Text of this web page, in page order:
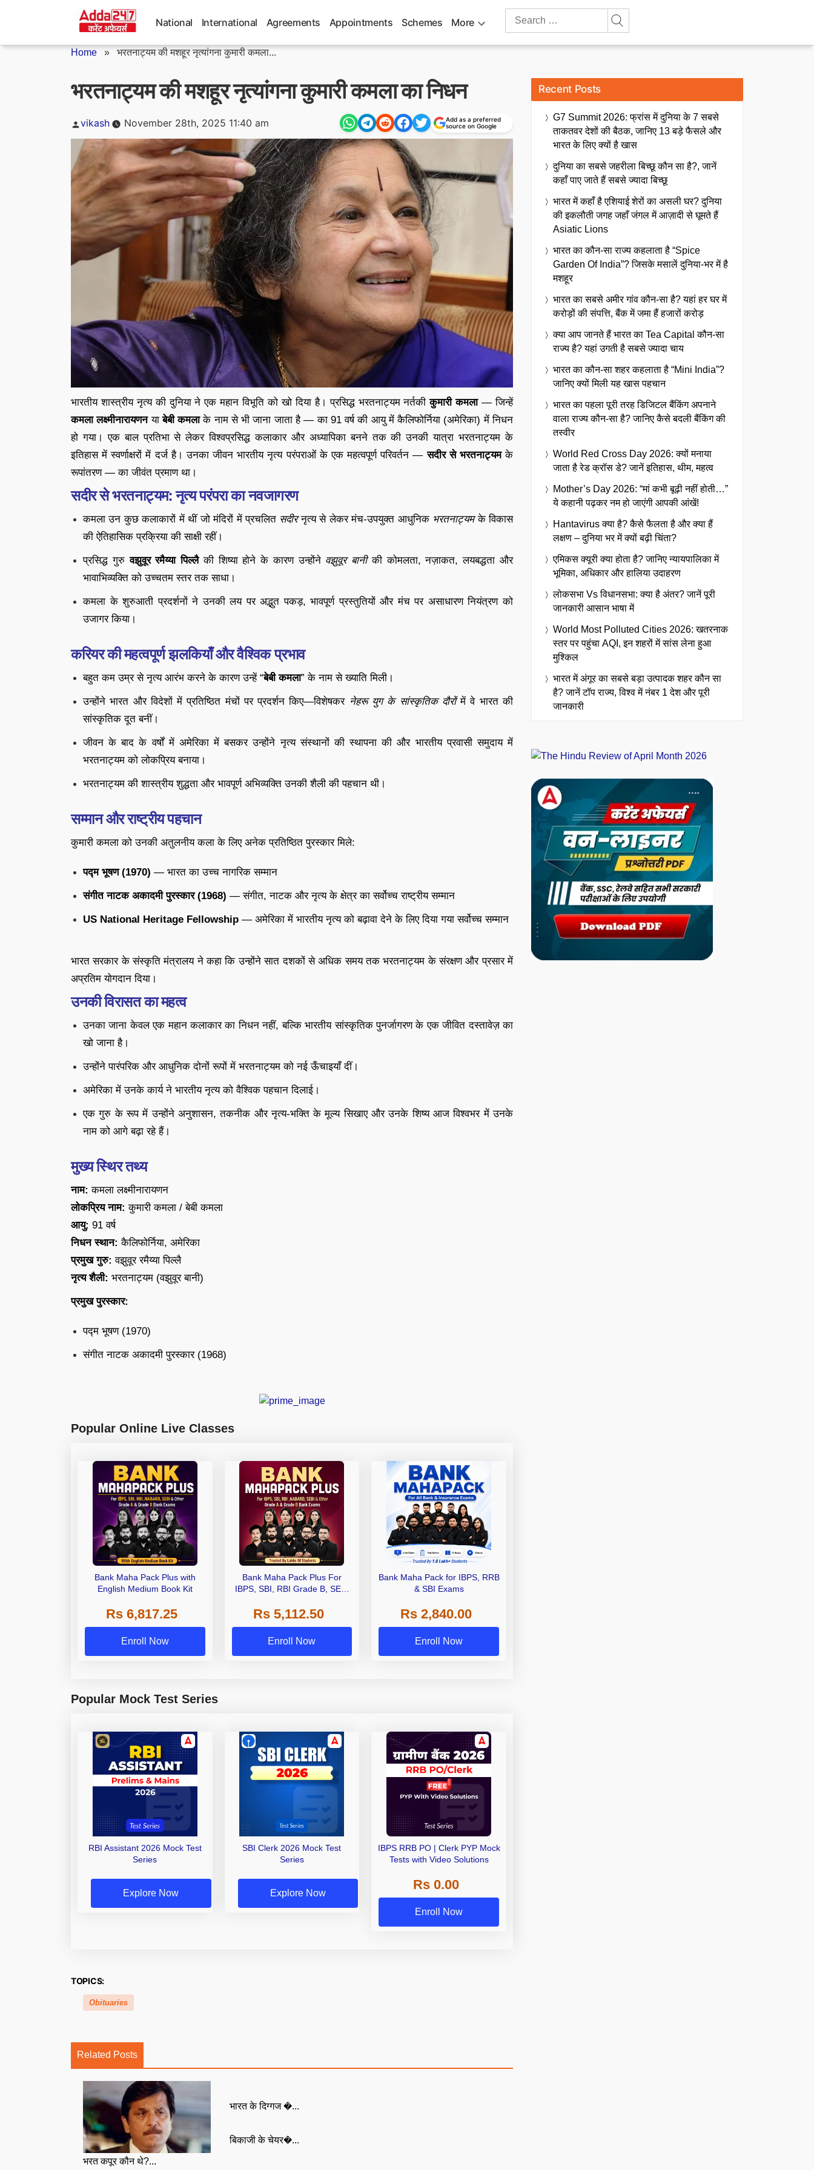
National International Agreements Appointments Schemes More
Search
Home » भरतनाट्यम की मशहूर नृत्यांगना कुमारी कमला...
भरतनाट्यम की मशहूर नृत्यांगना कुमारी कमला का निधन
Posted
vikash November 28th, 2025 11:40 am
Add as a preferred
source on Google
भारतीय शास्त्रीय नृत्य की दुनिया ने एक महान विभूति को खो दिया है। प्रसिद्ध भरतनाट्यम नर्तकीकुमारी कमला— जिन्हें
कमला लक्ष्मीनारायणनयाबेबी कमलाके नाम से भी जाना जाता है — का 91 वर्ष की आयु में कैलिफोर्निया (अमेरिका) में निधन
हो गया। एक बाल प्रतिभा से लेकर विश्वप्रसिद्ध कलाकार और अध्यापिका बनने तक की उनकी यात्रा भरतनाट्यम के
इतिहास में स्वर्णाक्षरों में दर्ज है। उनका जीवन भारतीय नृत्य परंपराओं के एक महत्वपूर्ण परिवर्तन —सदीर से भरतनाट्यमके
रूपांतरण — का जीवंत प्रमाण था।
सदीर से भरतनाट्यम: नृत्य परंपरा का नवजागरण
कमला उन कुछ कलाकारों में थीं जो मंदिरों में प्रचलित सदीरनृत्य से लेकर मंच-उपयुक्त आधुनिक भरतनाट्यमके विकास
की ऐतिहासिक प्रक्रिया की साक्षी रहीं।
प्रसिद्ध गुरुवझुवूर रमैय्या पिल्लैकी शिष्या होने के कारण उन्होंने वझुवूर बानीकी कोमलता, नज़ाकत, लयबद्धता और
भावाभिव्यक्ति को उच्चतम स्तर तक साधा।
कमला के शुरुआती प्रदर्शनों ने उनकी लय पर अद्भुत पकड़, भावपूर्ण प्रस्तुतियों और मंच पर असाधारण नियंत्रण को
उजागर किया।
करियर की महत्वपूर्ण झलकियाँ और वैश्विक प्रभाव
बहुत कम उम्र से नृत्य आरंभ करने के कारण उन्हें “बेबी कमला” के नाम से ख्याति मिली।
उन्होंने भारत और विदेशों में प्रतिष्ठित मंचों पर प्रदर्शन किए—विशेषकर नेहरू युग के सांस्कृतिक दौरोंमें वे भारत की
सांस्कृतिक दूत बनीं।
जीवन के बाद के वर्षों में अमेरिका में बसकर उन्होंने नृत्य संस्थानों की स्थापना की और भारतीय प्रवासी समुदाय में
भरतनाट्यम को लोकप्रिय बनाया।
भरतनाट्यम की शास्त्रीय शुद्धता और भावपूर्ण अभिव्यक्ति उनकी शैली की पहचान थी।
सम्मान और राष्ट्रीय पहचान
कुमारी कमला को उनकी अतुलनीय कला के लिए अनेक प्रतिष्ठित पुरस्कार मिले:
पद्म भूषण (1970) — भारत का उच्च नागरिक सम्मान
संगीत नाटक अकादमी पुरस्कार (1968) — संगीत, नाटक और नृत्य के क्षेत्र का सर्वोच्च राष्ट्रीय सम्मान
US National Heritage Fellowship — अमेरिका में भारतीय नृत्य को बढ़ावा देने के लिए दिया गया सर्वोच्च सम्मान
भारत सरकार के संस्कृति मंत्रालय ने कहा कि उन्होंने सात दशकों से अधिक समय तक भरतनाट्यम के संरक्षण और प्रसार में
अप्रतिम योगदान दिया।
उनकी विरासत का महत्व
उनका जाना केवल एक महान कलाकार का निधन नहीं, बल्कि भारतीय सांस्कृतिक पुनर्जागरण के एक जीवित दस्तावेज़ का
खो जाना है।
उन्होंने पारंपरिक और आधुनिक दोनों रूपों में भरतनाट्यम को नई ऊँचाइयाँ दीं।
अमेरिका में उनके कार्य ने भारतीय नृत्य को वैश्विक पहचान दिलाई।
एक गुरु के रूप में उन्होंने अनुशासन, तकनीक और नृत्य-भक्ति के मूल्य सिखाए और उनके शिष्य आज विश्वभर में उनके
नाम को आगे बढ़ा रहे हैं।
मुख्य स्थिर तथ्य
नाम: कमला लक्ष्मीनारायणन
लोकप्रिय नाम: कुमारी कमला / बेबी कमला
आयु: 91 वर्ष
निधन स्थान: कैलिफोर्निया, अमेरिका
प्रमुख गुरु: वझुवूर रमैय्या पिल्लै
नृत्य शैली: भरतनाट्यम (वझुवूर बानी)
प्रमुख पुरस्कार:
पद्म भूषण (1970)
संगीत नाटक अकादमी पुरस्कार (1968)
Popular Online Live Classes
Bank Maha Pack Plus with
English Medium Book Kit
Rs 6,817.25
Enroll Now
Bank Maha Pack Plus For
IBPS, SBI, RBI Grade B, SEBI
Other Grade A & Grade B Bank
Exams
Rs 5,112.50
Enroll Now
Bank Maha Pack for IBPS, RRB
& SBI Exams
Rs 2,840.00
Enroll Now
Popular Mock Test Series
RBI Assistant 2026 Mock Test
Series
Explore Now
SBI Clerk 2026 Mock Test
Series
Explore Now
IBPS RRB PO | Clerk PYP Mock
Tests with Video Solutions
Rs 0.00
Enroll Now
TOPICS:
Obituaries
Related Posts
भरत कपूर कौन थे?...
भारत के दिग्गज �...
बिकाजी के चेयर�...
Recent Posts
G7 Summit 2026: फ्रांस में दुनिया के 7 सबसे
ताकतवर देशों की बैठक, जानिए 13 बड़े फैसले और
भारत के लिए क्यों है खास
दुनिया का सबसे जहरीला बिच्छू कौन सा है?, जानें
कहाँ पाए जाते हैं सबसे ज्यादा बिच्छू
भारत में कहाँ है एशियाई शेरों का असली घर? दुनिया
की इकलौती जगह जहाँ जंगल में आज़ादी से घूमते हैं
Asiatic Lions
भारत का कौन-सा राज्य कहलाता है “Spice
Garden Of India”? जिसके मसालें दुनिया-भर में है
मशहूर
भारत का सबसे अमीर गांव कौन-सा है? यहां हर घर में
करोड़ों की संपत्ति, बैंक में जमा हैं हजारों करोड़
क्या आप जानते हैं भारत का Tea Capital कौन-सा
राज्य है? यहां उगती है सबसे ज्यादा चाय
भारत का कौन-सा शहर कहलाता है “Mini India”?
जानिए क्यों मिली यह खास पहचान
भारत का पहला पूरी तरह डिजिटल बैंकिंग अपनाने
वाला राज्य कौन-सा है? जानिए कैसे बदली बैंकिंग की
तस्वीर
World Red Cross Day 2026: क्यों मनाया
जाता है रेड क्रॉस डे? जानें इतिहास, थीम, महत्व
Mother’s Day 2026: “मां कभी बूढ़ी नहीं होती…”
ये कहानी पढ़कर नम हो जाएंगी आपकी आंखें!
Hantavirus क्या है? कैसे फैलता है और क्या हैं
लक्षण – दुनिया भर में क्यों बढ़ी चिंता?
एमिकस क्यूरी क्या होता है? जानिए न्यायपालिका में
भूमिका, अधिकार और हालिया उदाहरण
लोकसभा Vs विधानसभा: क्या है अंतर? जानें पूरी
जानकारी आसान भाषा में
World Most Polluted Cities 2026: खतरनाक
स्तर पर पहुंचा AQI, इन शहरों में सांस लेना हुआ
मुश्किल
भारत में अंगूर का सबसे बड़ा उत्पादक शहर कौन सा
है? जानें टॉप राज्य, विश्व में नंबर 1 देश और पूरी
जानकारी